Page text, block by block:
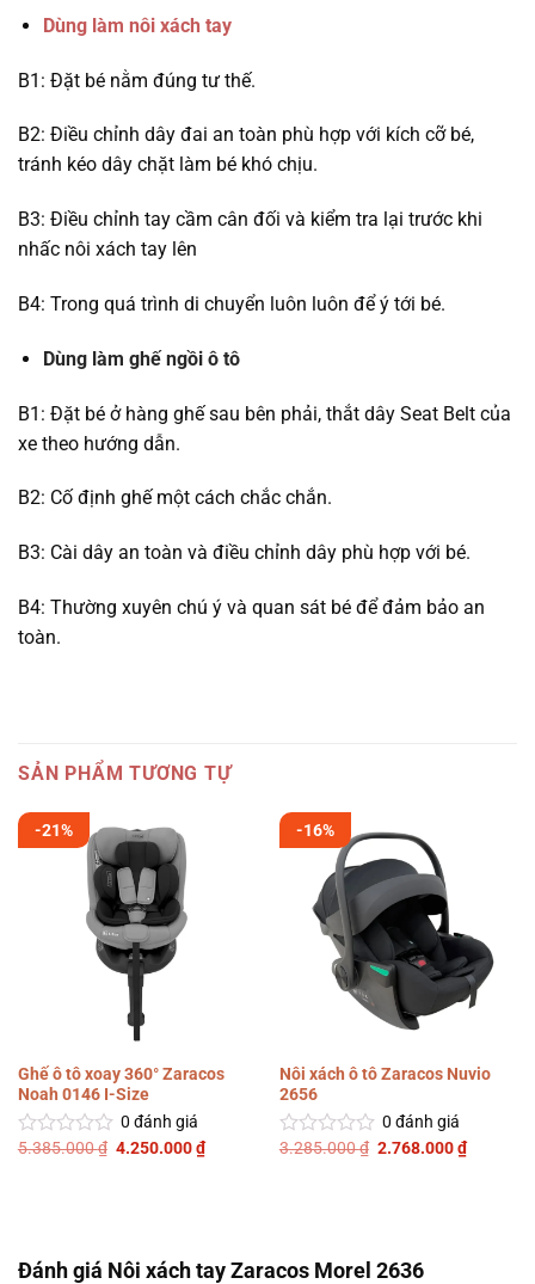
Dùng làm nôi xách tay
B1: Đặt bé nằm đúng tư thế.
B2: Điều chỉnh dây đai an toàn phù hợp với kích cỡ bé,
tránh kéo dây chặt làm bé khó chịu.
B3: Điều chỉnh tay cầm cân đối và kiểm tra lại trước khi
nhấc nôi xách tay lên
B4: Trong quá trình di chuyển luôn luôn để ý tới bé.
Dùng làm ghế ngồi ô tô
B1: Đặt bé ở hàng ghế sau bên phải, thắt dây Seat Belt của
xe theo hướng dẫn.
B2: Cố định ghế một cách chắc chắn.
B3: Cài dây an toàn và điều chỉnh dây phù hợp với bé.
B4: Thường xuyên chú ý và quan sát bé để đảm bảo an
toàn.
SẢN PHẨM TƯƠNG TỰ
-21%
Ghế ô tô xoay 360° Zaracos
Noah 0146 I-Size
Được
0 đánh giá
5.385.000₫ Giá
4.250.000₫Giá
hiện
-16%
Nôi xách ô tô Zaracos Nuvio
2656
Được
0 đánh giá
3.285.000₫ Giá
2.768.000₫Giá
hiện
Đánh giá Nôi xách tay Zaracos Morel 2636